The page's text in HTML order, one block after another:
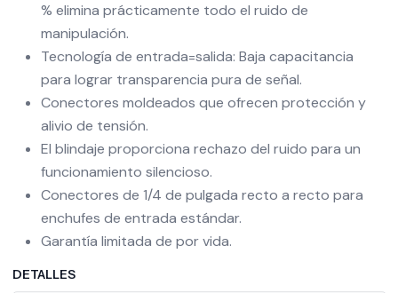
% elimina prácticamente todo el ruido de
manipulación.
Tecnología de entrada=salida: Baja capacitancia
para lograr transparencia pura de señal.
Conectores moldeados que ofrecen protección y
alivio de tensión.
El blindaje proporciona rechazo del ruido para un
funcionamiento silencioso.
Conectores de 1/4 de pulgada recto a recto para
enchufes de entrada estándar.
Garantía limitada de por vida.
DETALLES